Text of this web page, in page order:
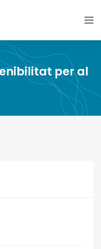
per al